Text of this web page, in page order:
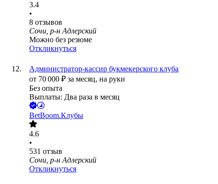
3.4
•
8 отзывов
Сочи, р-н Адлерский
Можно без резюме
Откликнуться
Администратор-кассир букмекерского клуба
от 70 000 ₽ за месяц, на руки
Без опыта
Выплаты: Два раза в месяц
BetBoom.Клубы
4.6
•
531 отзыв
Сочи, р-н Адлерский
Откликнуться